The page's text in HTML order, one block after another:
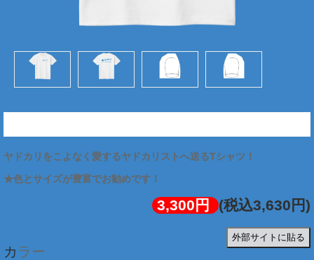
ヤドカリをこよなく愛するヤドカリストへ送るTシャツ！
3,300円 (税込3,630円)
外部サイトに貼る
カラー